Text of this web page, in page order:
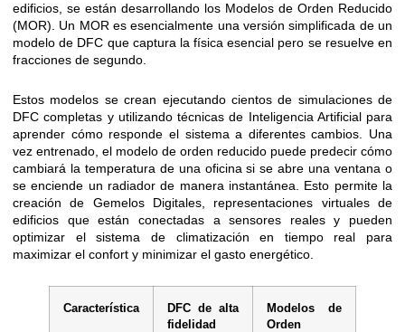
edificios, se están desarrollando los Modelos de Orden Reducido
(MOR). Un MOR es esencialmente una versión simplificada de un
modelo de DFC que captura la física esencial pero se resuelve en
fracciones de segundo.
Estos modelos se crean ejecutando cientos de simulaciones de
DFC completas y utilizando técnicas de Inteligencia Artificial para
aprender cómo responde el sistema a diferentes cambios. Una
vez entrenado, el modelo de orden reducido puede predecir cómo
cambiará la temperatura de una oficina si se abre una ventana o
se enciende un radiador de manera instantánea. Esto permite la
creación de Gemelos Digitales, representaciones virtuales de
edificios que están conectadas a sensores reales y pueden
optimizar el sistema de climatización en tiempo real para
maximizar el confort y minimizar el gasto energético.
Característica
DFC de alta
fidelidad
Modelos de
Orden